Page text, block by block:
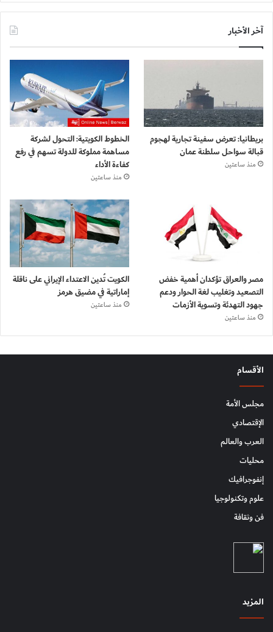
آخر الأخبار
بريطانيا: تعرض سفينة تجارية لهجوم
قبالة سواحل سلطنة عمان
منذ ساعتين
الخطوط الكويتية: التحول لشركة
مساهمة مملوكة للدولة تسهم في رفع
كفاءة الأداء
منذ ساعتين
مصر والعراق تؤكدان أهمية خفض
التصعيد وتغليب لغة الحوار ودعم
جهود التهدئة وتسوية الأزمات
منذ ساعتين
الكويت تُدين الاعتداء الإيراني على ناقلة
إماراتية في مضيق هرمز
منذ ساعتين
الأقسام
مجلس الأمة
الإقتصادي
العرب والعالم
محليات
إنفوجرافيك
علوم وتكنولوجيا
فن وثقافة
المزيد